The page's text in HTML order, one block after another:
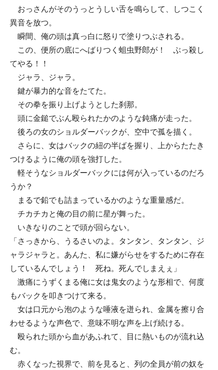
おっさんがそのうっとうしい舌を鳴らして、しつこく
異音を放つ。
瞬間、俺の頭は真っ白に怒りで塗りつぶされる。
この、便所の底にへばりつく蛆虫野郎が！ ぶっ殺し
てやる！！
ジャラ、ジャラ。
鍵が暴力的な音をたてた。
その拳を振り上げようとした刹那。
頭に金鎚でぶん殴られたかのような鈍痛が走った。
後ろの女のショルダーバックが、空中で孤を描く。
さらに、女はバックの紐の半ばを握り、上からたたき
つけるように俺の頭を強打した。
軽そうなショルダーバックには何が入っているのだろ
うか？
まるで鉛でも詰まっているかのような重量感だ。
チカチカと俺の目の前に星が舞った。
いきなりのことで頭が回らない。
「さっきから、うるさいのよ。タンタン、タンタン、ジ
ャラジャラと。あんた、私に嫌がらせをするために存在
しているんでしょう！ 死ね。死んでしまえぇ」
激痛にうずくまる俺に女は鬼女のような形相で、何度
もバックを叩きつけて来る。
女は口元から泡のような唾液を迸られ、金属を擦り合
わせるような声色で、意味不明な声を上げ続ける。
殴られた頭から血があふれて、目に熱いものが流れ込
む。
赤くなった視界で、前を見ると、列の全員が前の奴を